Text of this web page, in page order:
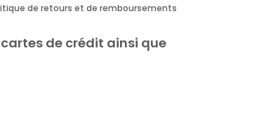
de retours et de remboursements
de crédit ainsi que